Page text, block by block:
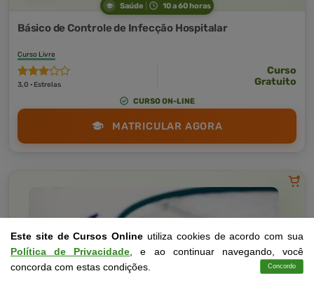
Saúde 10 a 60 horas
Básico de Controle de Infecção Hospitalar
Curso Livre
3,0 · Estrelas
Curso
Gratuito
CURSO ON-LINE
MATRICULAR AGORA
Este site de Cursos Online utiliza cookies de acordo com sua
Política de Privacidade , e ao continuar navegando, você
concorda com estas condições.
Concordo
Contato Cursos Login